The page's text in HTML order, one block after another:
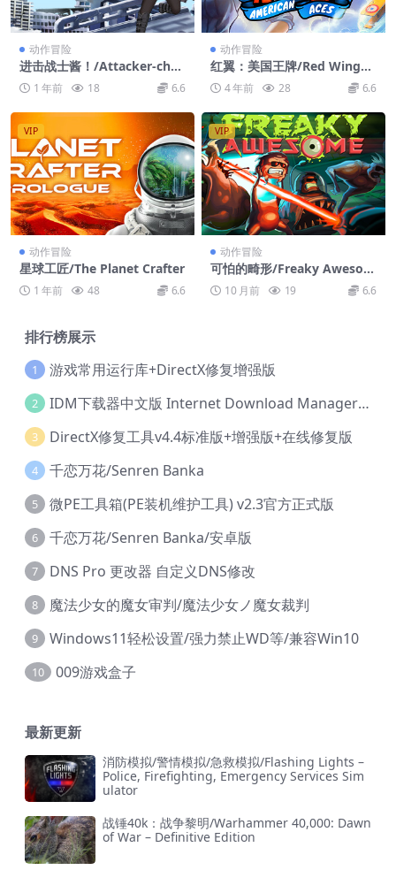
动作冒险
进击战士酱！/Attacker-cha
n! 1 年前 18 6.6
动作冒险
红翼：美国王牌/Red Wings:
American Aces
4 年前 28 6.6
VIP
动作冒险
星球工匠/The Planet Crafter
1 年前 48 6.6
VIP
动作冒险
可怕的畸形/Freaky Awesom
e 10 月前 19 6.6
排行榜展示
1 游戏常用运行库+DirectX修复增强版
2 IDM下载器中文版 Internet Download Manager v6.42.36 IDM
3 DirectX修复工具v4.4标准版+增强版+在线修复版
4 千恋万花/Senren Banka
5 微PE工具箱(PE装机维护工具) v2.3官方正式版
6 千恋万花/Senren Banka/安卓版
7 DNS Pro 更改器 自定义DNS修改
8 魔法少女的魔女审判/魔法少女ノ魔女裁判
9 Windows11轻松设置/强力禁止WD等/兼容Win10
10 009游戏盒子
最新更新
消防模拟/警情模拟/急救模拟/Flashing Lights –
Police, Firefighting, Emergency Services Sim
ulator
战锤40k：战争黎明/Warhammer 40,000: Dawn
of War – Definitive Edition